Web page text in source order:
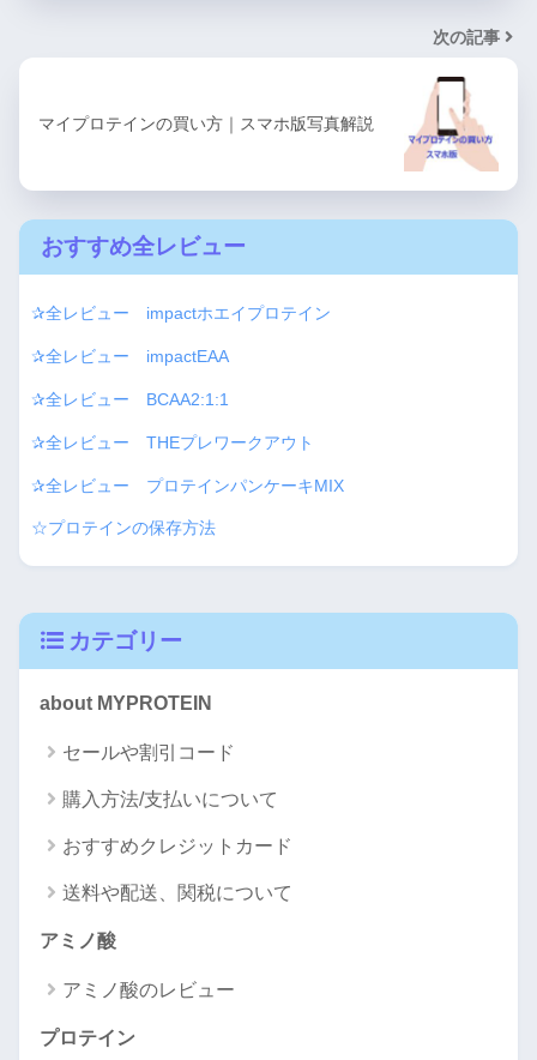
次の記事
マイプロテインの買い方｜スマホ版写真解説
おすすめ全レビュー
✰全レビュー impactホエイプロテイン
✰全レビュー impactEAA
✰全レビュー BCAA2:1:1
✰全レビュー THEプレワークアウト
✰全レビュー プロテインパンケーキMIX
☆プロテインの保存方法
カテゴリー
about MYPROTEIN
セールや割引コード
購入方法/支払いについて
おすすめクレジットカード
送料や配送、関税について
アミノ酸
アミノ酸のレビュー
プロテイン